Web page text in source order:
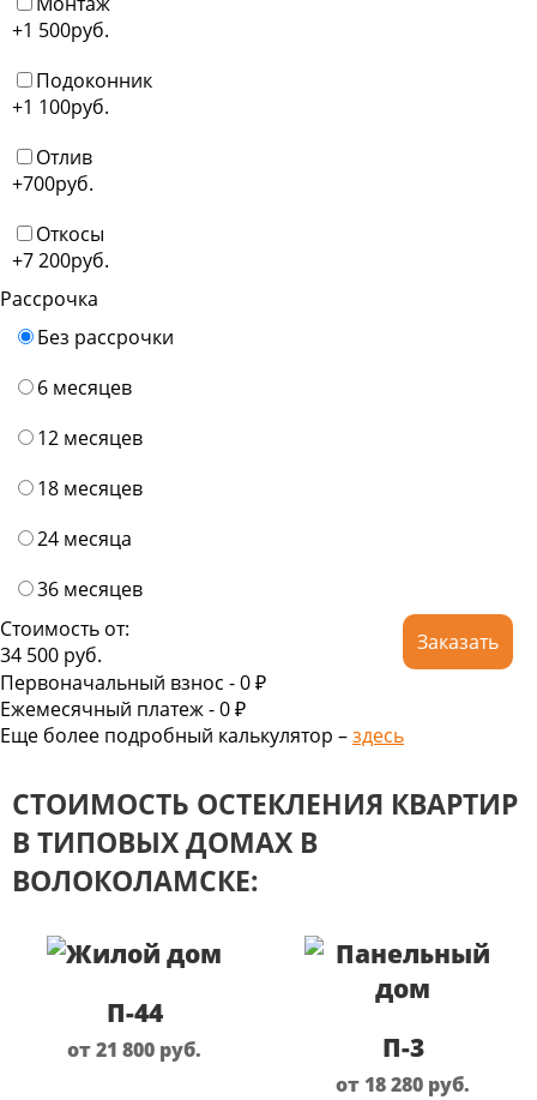
+1 500руб.
Подоконник
+1 100руб.
Отлив
+700руб.
Откосы
+7 200руб.
Рассрочка
Без рассрочки
6 месяцев
12 месяцев
18 месяцев
24 месяца
36 месяцев
Стоимость от:
34 500 руб.
Заказать
Первоначальный взнос -0 ₽
Ежемесячный платеж -0₽
Еще более подробный калькулятор –здесь
СТОИМОСТЬ ОСТЕКЛЕНИЯ КВАРТИР
В ТИПОВЫХ ДОМАХ В
ВОЛОКОЛАМСКЕ:
П-44
от 21 800 руб. П-3
от 18 280 руб.